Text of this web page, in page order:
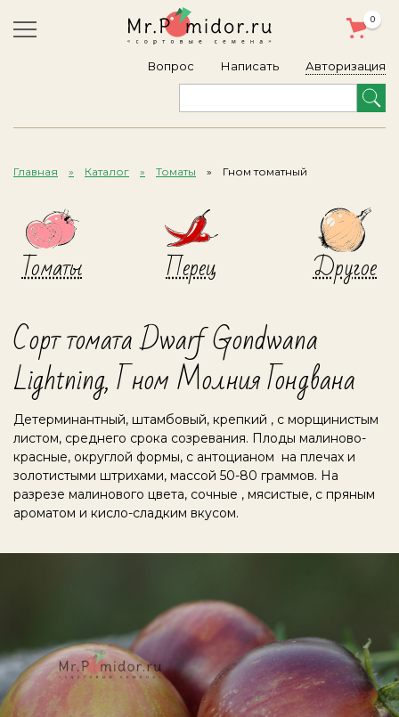
Вопрос Написать
0
Авторизация
Главная Каталог Томаты Гном томатный
Томаты Перец Другое
Сорт томата Dwarf Gondwana
Lightning, Гном Молния Гондвана
Детерминантный, штамбовый, крепкий , с морщинистым
листом, среднего срока созревания. Плоды малиново-
красные, округлой формы, с антоцианом на плечах и
золотистыми штрихами, массой 50-80 граммов. На
разрезе малинового цвета, сочные , мясистые, с пряным
ароматом и кисло-сладким вкусом.